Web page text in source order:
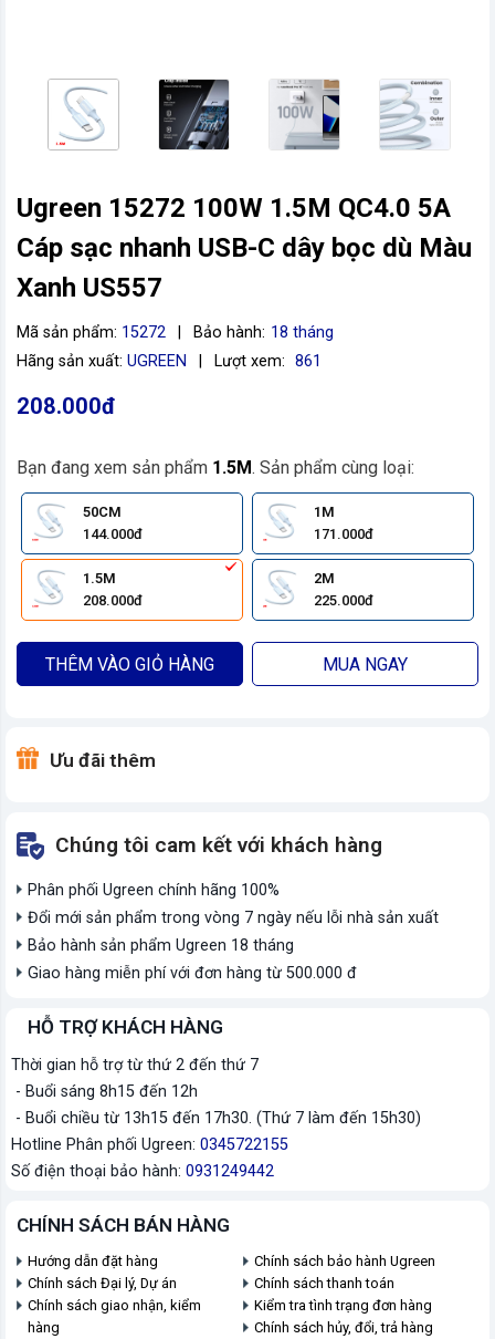
Ugreen 15272 100W 1.5M QC4.0 5A
Cáp sạc nhanh USB-C dây bọc dù Màu
Xanh US557
Mã sản phẩm: 15272 Bảo hành: 18 tháng
Hãng sản xuất: UGREEN Lượt xem: 861
208.000đ
Bạn đang xem sản phẩm 1.5M. Sản phẩm cùng loại:
50CM
144.000đ
1M
171.000đ
1.5M
208.000đ
2M
225.000đ
THÊM VÀO GIỎ HÀNG MUA NGAY
Ưu đãi thêm
Chúng tôi cam kết với khách hàng
Phân phối Ugreen chính hãng 100%
Đổi mới sản phẩm trong vòng 7 ngày nếu lỗi nhà sản xuất
Bảo hành sản phẩm Ugreen 18 tháng
Giao hàng miễn phí với đơn hàng từ 500.000 đ
HỖ TRỢ KHÁCH HÀNG
Thời gian hỗ trợ từ thứ 2 đến thứ 7
- Buổi sáng 8h15 đến 12h
- Buổi chiều từ 13h15 đến 17h30. (Thứ 7 làm đến 15h30)
Hotline Phân phối Ugreen: 0345722155
Số điện thoại bảo hành: 0931249442
CHÍNH SÁCH BÁN HÀNG
Hướng dẫn đặt hàng
Chính sách bảo hành Ugreen
Chính sách Đại lý, Dự án
Chính sách thanh toán
Chính sách giao nhận, kiểm
hàng
Kiểm tra tình trạng đơn hàng
Chính sách hủy, đổi, trả hàng